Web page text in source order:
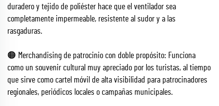
duradero y tejido de poliéster hace que el ventilador sea
completamente impermeable, resistente al sudor y a las
rasgaduras.
🟠 Merchandising de patrocinio con doble propósito: Funciona
como un souvenir cultural muy apreciado por los turistas, al tiempo
que sirve como cartel móvil de alta visibilidad para patrocinadores
regionales, periódicos locales o campañas municipales.